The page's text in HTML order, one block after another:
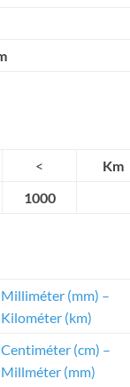
<
Km
1000
Milliméter (mm) –
Kilométer (km)
Centiméter (cm) –
Millméter (mm)